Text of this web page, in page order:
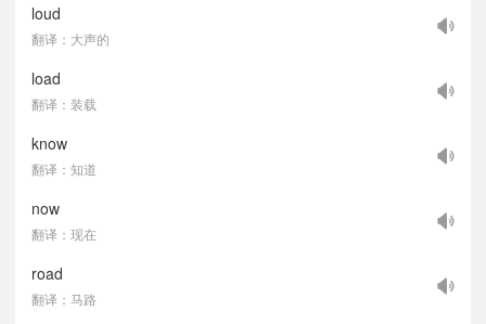
loud
翻译：大声的
load
翻译：装载
know
翻译：知道
now
翻译：现在
road
翻译：马路